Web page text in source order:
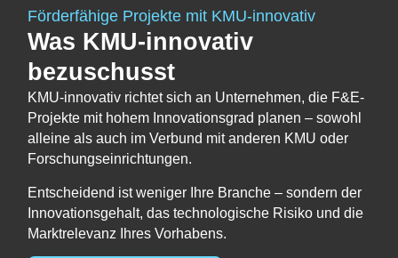
Förderfähige Projekte mit KMU-innovativ
Was KMU-innovativ
bezuschusst
KMU-innovativ richtet sich an Unternehmen, die F&E-
Projekte mit hohem Innovationsgrad planen – sowohl
alleine als auch im Verbund mit anderen KMU oder
Forschungseinrichtungen.
Entscheidend ist weniger Ihre Branche – sondern der
Innovationsgehalt, das technologische Risiko und die
Marktrelevanz Ihres Vorhabens.